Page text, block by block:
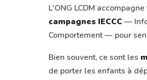
L'ONG LCDM
campagnes IECCC —
Comportement — pour
Bien souvent, ce sont les
de porter les enfants à